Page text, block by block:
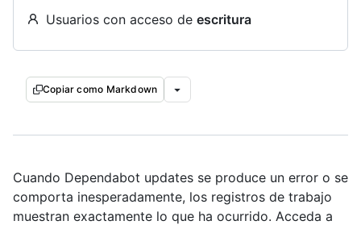
Usuarios con acceso de escritura
Copiar como Markdown
Cuando Dependabot updates se produce un error o se
comporta inesperadamente, los registros de trabajo
muestran exactamente lo que ha ocurrido. Acceda a